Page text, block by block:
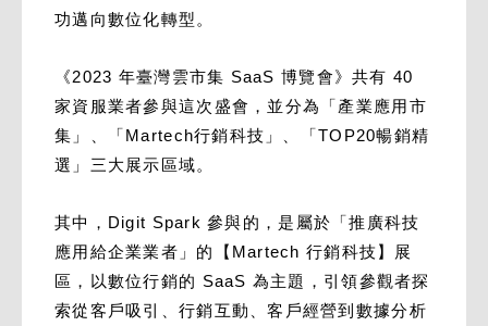
功邁向數位化轉型。
《2023 年臺灣雲市集 SaaS 博覽會》共有 40
家資服業者參與這次盛會，並分為「產業應用市
集」、「Martech行銷科技」、「TOP20暢銷精
選」三大展示區域。
其中，Digit Spark 參與的，是屬於「推廣科技
應用給企業業者」的【Martech 行銷科技】展
區，以數位行銷的 SaaS 為主題，引領參觀者探
索從客戶吸引、行銷互動、客戶經營到數據分析